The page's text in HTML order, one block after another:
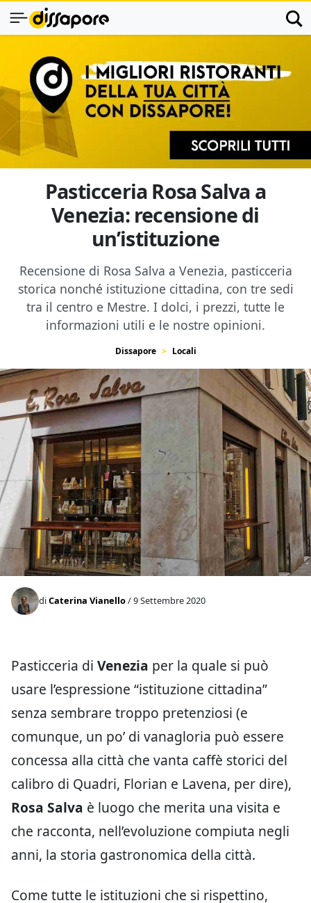
Pasticceria Rosa Salva a
Venezia: recensione di
un’istituzione
Recensione di Rosa Salva a Venezia, pasticceria
storica nonché istituzione cittadina, con tre sedi
tra il centro e Mestre. I dolci, i prezzi, tutte le
informazioni utili e le nostre opinioni.
Dissapore Locali
diCaterina Vianello/ 9 Settembre 2020
Pasticceria di Venezia per la quale si può
usare l’espressione “istituzione cittadina”
senza sembrare troppo pretenziosi (e
comunque, un po’ di vanagloria può essere
concessa alla città che vanta caffè storici del
calibro di Quadri, Florian e Lavena, per dire),
Rosa Salva è luogo che merita una visita e
che racconta, nell’evoluzione compiuta negli
anni, la storia gastronomica della città.
Come tutte le istituzioni che si rispettino,